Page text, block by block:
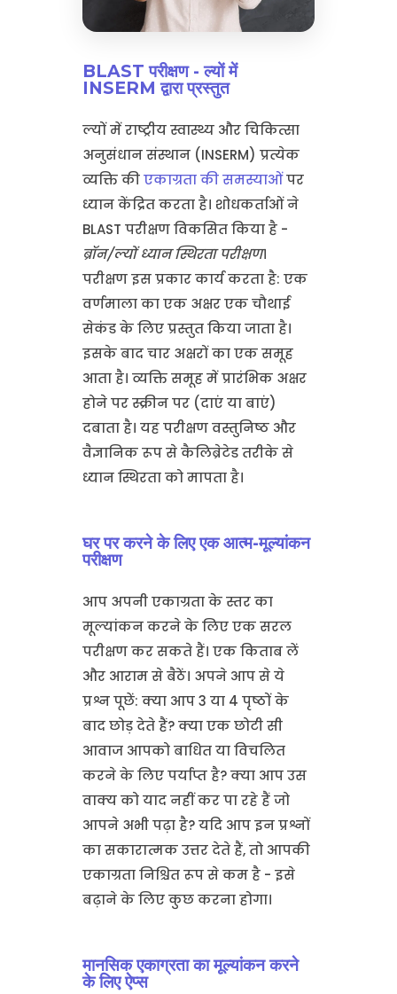
BLAST परीक्षण - ल्यों में
INSERM द्वारा प्रस्तुत
ल्यों में राष्ट्रीय स्वास्थ्य और चिकित्सा
अनुसंधान संस्थान (INSERM) प्रत्येक
व्यक्ति कीएकाग्रता की समस्याओंपर
ध्यान केंद्रित करता है। शोधकर्ताओं ने
BLAST परीक्षण विकसित किया है -
ब्रॉन/ल्यों ध्यान स्थिरता परीक्षण।
परीक्षण इस प्रकार कार्य करता है: एक
वर्णमाला का एक अक्षर एक चौथाई
सेकंड के लिए प्रस्तुत किया जाता है।
इसके बाद चार अक्षरों का एक समूह
आता है। व्यक्ति समूह में प्रारंभिक अक्षर
होने पर स्क्रीन पर (दाएं या बाएं)
दबाता है। यह परीक्षण वस्तुनिष्ठ और
वैज्ञानिक रूप से कैलिब्रेटेड तरीके से
ध्यान स्थिरता को मापता है।
घर पर करने के लिए एक आत्म-मूल्यांकन
परीक्षण
आप अपनी एकाग्रता के स्तर का
मूल्यांकन करने के लिए एक सरल
परीक्षण कर सकते हैं। एक किताब लें
और आराम से बैठें। अपने आप से ये
प्रश्न पूछें: क्या आप 3 या 4 पृष्ठों के
बाद छोड़ देते हैं? क्या एक छोटी सी
आवाज आपको बाधित या विचलित
करने के लिए पर्याप्त है? क्या आप उस
वाक्य को याद नहीं कर पा रहे हैं जो
आपने अभी पढ़ा है? यदि आप इन प्रश्नों
का सकारात्मक उत्तर देते हैं, तो आपकी
एकाग्रता निश्चित रूप से कम है - इसे
बढ़ाने के लिए कुछ करना होगा।
मानसिक एकाग्रता का मूल्यांकन करने
के लिए ऐप्स